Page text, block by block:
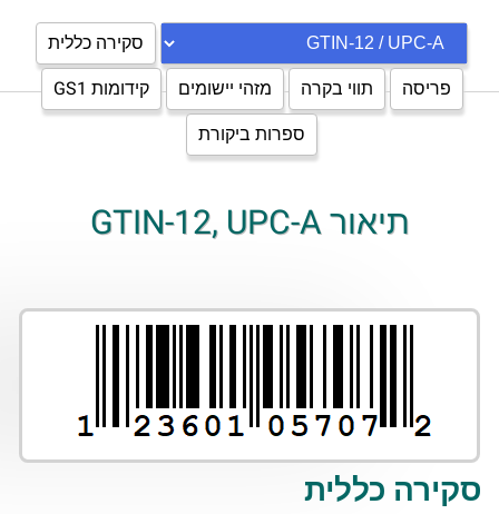
סקירה כללית
פריסה תווי בקרה מזהי יישומים קידומות GS1
ספרות ביקורת
תיאור GTIN-12, UPC-A
סקירה כללית